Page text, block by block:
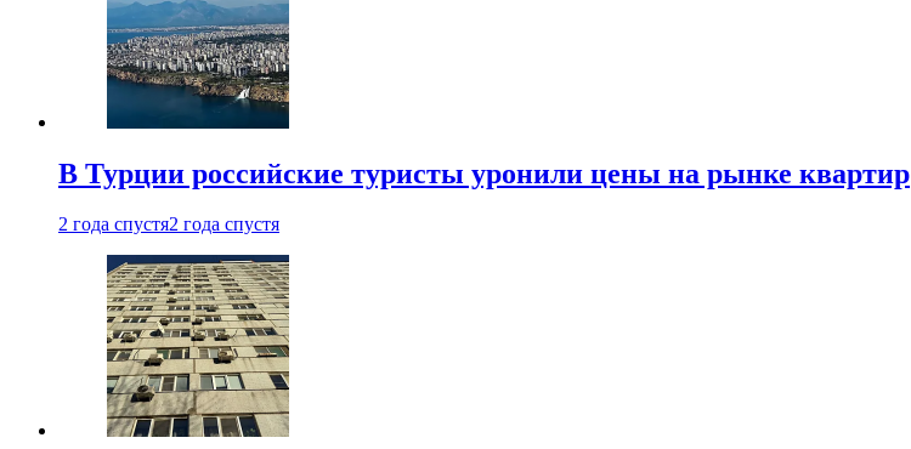
В Турции российские туристы уронили цены на рынке квартир
2 года спустя2 года спустя